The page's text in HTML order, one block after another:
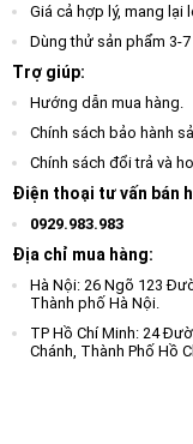
Giá cả hợp lý, mang lại
Dùng thử sản phẩm 3-
Trợ giúp:
Hướng dẫn mua hàng.
Chính sách bảo hành
Chính sách đổi trả và
Điện thoại tư vấn bán
0929.983.983
Địa chỉ mua hàng:
Hà Nội: 26 Ngõ 123
Thành phố Hà Nội.
TP Hồ Chí Minh: 24
Chánh, Thành Phố Hồ